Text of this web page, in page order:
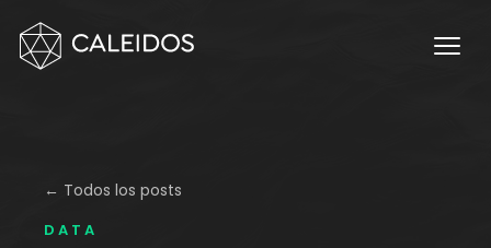
DevOps
Mesa 24×7
Facturación Local AWS
← Todos los posts
DATA